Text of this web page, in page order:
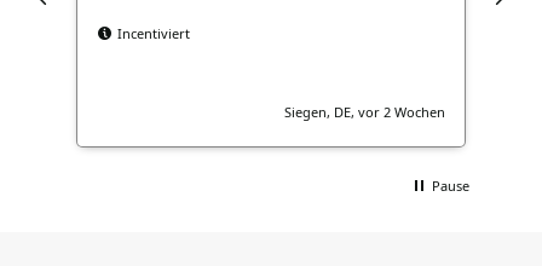
Incentiviert
Siegen, DE, vor 2 Wochen
Pause